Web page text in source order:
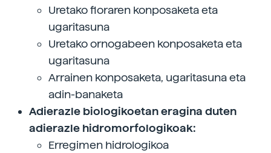
Uretako floraren konposaketa eta
ugaritasuna
Uretako ornogabeen konposaketa eta
ugaritasuna
Arrainen konposaketa, ugaritasuna eta
adin-banaketa
Adierazle biologikoetan eragina duten
adierazle hidromorfologikoak:
Erregimen hidrologikoa